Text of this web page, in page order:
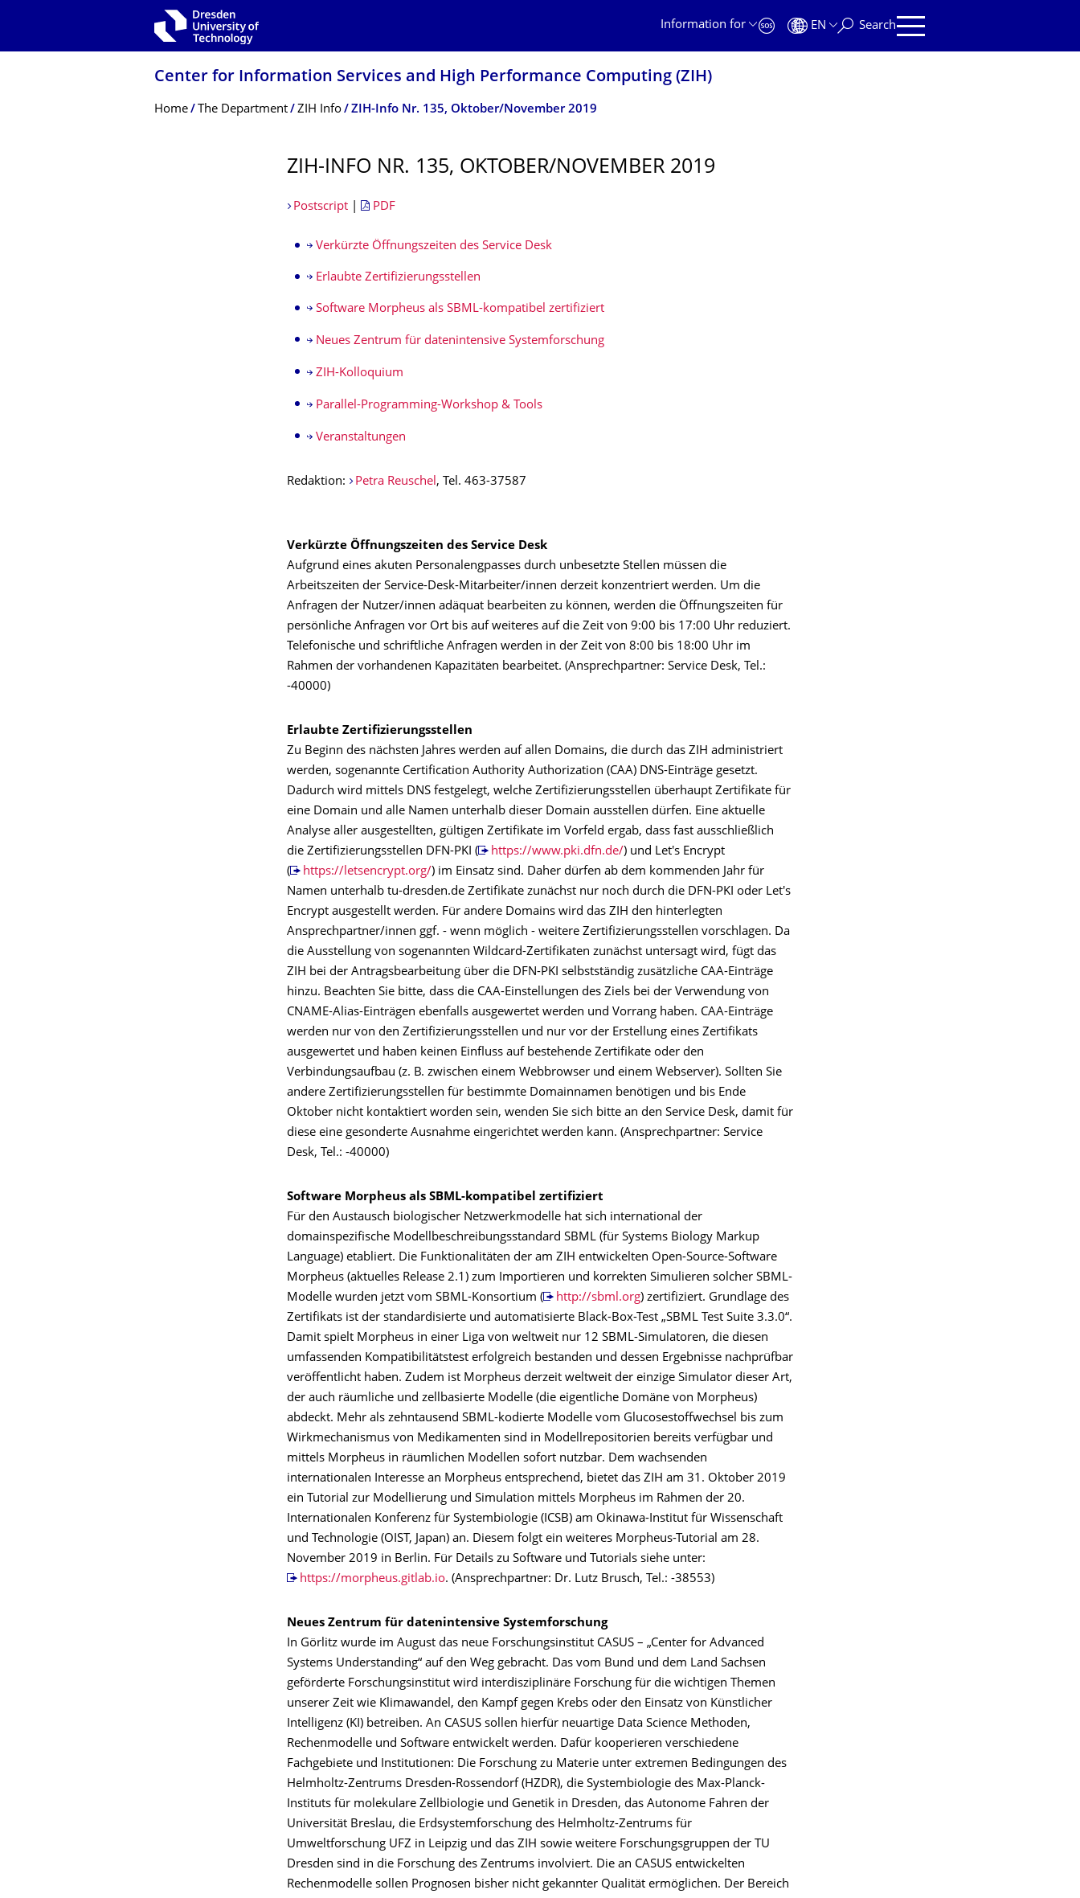
Information for
EN Search
Center for Information Services and High Performance Computing (ZIH)
Breadcrumb Menu
Home The Department ZIH Info ZIH-Info Nr. 135, Oktober/November 2019
ZIH-INFO NR. 135, OKTOBER/NOVEMBER 2019
Postscript| PDF
Verkürzte Öffnungszeiten des Service Desk
Erlaubte Zertifizierungsstellen
Software Morpheus als SBML-kompatibel zertifiziert
Neues Zentrum für datenintensive Systemforschung
ZIH-Kolloquium
Parallel-Programming-Workshop & Tools
Veranstaltungen
Redaktion: Petra Reuschel, Tel. 463-37587
Verkürzte Öffnungszeiten des Service Desk
Aufgrund eines akuten Personalengpasses durch unbesetzte Stellen müssen die
Arbeitszeiten der Service-Desk-Mitarbeiter/innen derzeit konzentriert werden. Um die
Anfragen der Nutzer/innen adäquat bearbeiten zu können, werden die Öffnungszeiten für
persönliche Anfragen vor Ort bis auf weiteres auf die Zeit von 9:00 bis 17:00 Uhr reduziert.
Telefonische und schriftliche Anfragen werden in der Zeit von 8:00 bis 18:00 Uhr im
Rahmen der vorhandenen Kapazitäten bearbeitet. (Ansprechpartner: Service Desk, Tel.:
-40000)
Erlaubte Zertifizierungsstellen
Zu Beginn des nächsten Jahres werden auf allen Domains, die durch das ZIH administriert
werden, sogenannte Certification Authority Authorization (CAA) DNS-Einträge gesetzt.
Dadurch wird mittels DNS festgelegt, welche Zertifizierungsstellen überhaupt Zertifikate für
eine Domain und alle Namen unterhalb dieser Domain ausstellen dürfen. Eine aktuelle
Analyse aller ausgestellten, gültigen Zertifikate im Vorfeld ergab, dass fast ausschließlich
die Zertifizierungsstellen DFN-PKI (
https://www.pki.dfn.de/) und Let's Encrypt
(
https://letsencrypt.org/) im Einsatz sind. Daher dürfen ab dem kommenden Jahr für
Namen unterhalb tu-dresden.de Zertifikate zunächst nur noch durch die DFN-PKI oder Let's
Encrypt ausgestellt werden. Für andere Domains wird das ZIH den hinterlegten
Ansprechpartner/innen ggf. - wenn möglich - weitere Zertifizierungsstellen vorschlagen. Da
die Ausstellung von sogenannten Wildcard-Zertifikaten zunächst untersagt wird, fügt das
ZIH bei der Antragsbearbeitung über die DFN-PKI selbstständig zusätzliche CAA-Einträge
hinzu. Beachten Sie bitte, dass die CAA-Einstellungen des Ziels bei der Verwendung von
CNAME-Alias-Einträgen ebenfalls ausgewertet werden und Vorrang haben. CAA-Einträge
werden nur von den Zertifizierungsstellen und nur vor der Erstellung eines Zertifikats
ausgewertet und haben keinen Einfluss auf bestehende Zertifikate oder den
Verbindungsaufbau (z. B. zwischen einem Webbrowser und einem Webserver). Sollten Sie
andere Zertifizierungsstellen für bestimmte Domainnamen benötigen und bis Ende
Oktober nicht kontaktiert worden sein, wenden Sie sich bitte an den Service Desk, damit für
diese eine gesonderte Ausnahme eingerichtet werden kann. (Ansprechpartner: Service
Desk, Tel.: -40000)
Software Morpheus als SBML-kompatibel zertifiziert
Für den Austausch biologischer Netzwerkmodelle hat sich international der
domainspezifische Modellbeschreibungsstandard SBML (für Systems Biology Markup
Language) etabliert. Die Funktionalitäten der am ZIH entwickelten Open-Source-Software
Morpheus (aktuelles Release 2.1) zum Importieren und korrekten Simulieren solcher SBML-
Modelle wurden jetzt vom SBML-Konsortium (
http://sbml.org) zertifiziert. Grundlage des
Zertifikats ist der standardisierte und automatisierte Black-Box-Test „SBML Test Suite 3.3.0“.
Damit spielt Morpheus in einer Liga von weltweit nur 12 SBML-Simulatoren, die diesen
umfassenden Kompatibilitätstest erfolgreich bestanden und dessen Ergebnisse nachprüfbar
veröffentlicht haben. Zudem ist Morpheus derzeit weltweit der einzige Simulator dieser Art,
der auch räumliche und zellbasierte Modelle (die eigentliche Domäne von Morpheus)
abdeckt. Mehr als zehntausend SBML-kodierte Modelle vom Glucosestoffwechsel bis zum
Wirkmechanismus von Medikamenten sind in Modellrepositorien bereits verfügbar und
mittels Morpheus in räumlichen Modellen sofort nutzbar. Dem wachsenden
internationalen Interesse an Morpheus entsprechend, bietet das ZIH am 31. Oktober 2019
ein Tutorial zur Modellierung und Simulation mittels Morpheus im Rahmen der 20.
Internationalen Konferenz für Systembiologie (ICSB) am Okinawa-Institut für Wissenschaft
und Technologie (OIST, Japan) an. Diesem folgt ein weiteres Morpheus-Tutorial am 28.
November 2019 in Berlin. Für Details zu Software und Tutorials siehe unter:
https://morpheus.gitlab.io. (Ansprechpartner: Dr. Lutz Brusch, Tel.: -38553)
Neues Zentrum für datenintensive Systemforschung
In Görlitz wurde im August das neue Forschungsinstitut CASUS – „Center for Advanced
Systems Understanding“ auf den Weg gebracht. Das vom Bund und dem Land Sachsen
geförderte Forschungsinstitut wird interdisziplinäre Forschung für die wichtigen Themen
unserer Zeit wie Klimawandel, den Kampf gegen Krebs oder den Einsatz von Künstlicher
Intelligenz (KI) betreiben. An CASUS sollen hierfür neuartige Data Science Methoden,
Rechenmodelle und Software entwickelt werden. Dafür kooperieren verschiedene
Fachgebiete und Institutionen: Die Forschung zu Materie unter extremen Bedingungen des
Helmholtz-Zentrums Dresden-Rossendorf (HZDR), die Systembiologie des Max-Planck-
Instituts für molekulare Zellbiologie und Genetik in Dresden, das Autonome Fahren der
Universität Breslau, die Erdsystemforschung des Helmholtz-Zentrums für
Umweltforschung UFZ in Leipzig und das ZIH sowie weitere Forschungsgruppen der TU
Dresden sind in die Forschung des Zentrums involviert. Die an CASUS entwickelten
Rechenmodelle sollen Prognosen bisher nicht gekannter Qualität ermöglichen. Der Bereich